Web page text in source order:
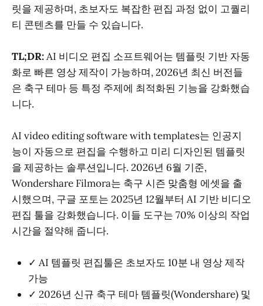
릿을 제공하며, 초보자도 복잡한 편집 과정 없이 고퀄리
티 콘텐츠를 만들 수 있습니다.
TL;DR:AI 비디오 편집 소프트웨어는 템플릿 기반 자동
화로 빠른 영상 제작이 가능하며, 2026년 최신 버전들
은 축구 테마 등 특정 주제에 최적화된 기능을 강화했습
니다.
AI video editing software with templates는 인공지
능이 자동으로 편집을 수행하고 미리 디자인된 템플릿
을 제공하는 솔루션입니다. 2026년 6월 기준,
Wondershare Filmora는 축구 시즌 맞춤형 에셋을 출
시했으며, 구글 포토는 2025년 12월부터 AI 기반 비디오
편집 툴을 강화했습니다. 이들 도구는 70% 이상의 작업
시간을 절약해 줍니다.
✓ AI 템플릿 편집툴은 초보자도 10분 내 영상 제작
가능
✓ 2026년 신규 축구 테마 템플릿(Wondershare) 및